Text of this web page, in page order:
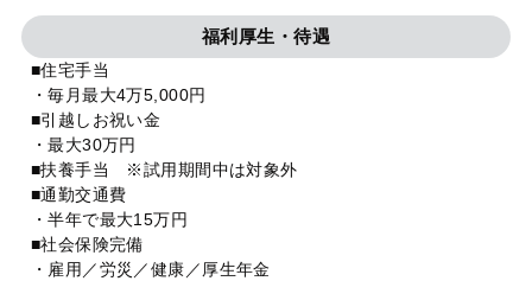
福利厚生・待遇
■住宅手当
・毎月最大4万5,000円
■引越しお祝い金
・最大30万円
■扶養手当 ※試用期間中は対象外
■通勤交通費
・半年で最大15万円
■社会保険完備
・雇用／労災／健康／厚生年金